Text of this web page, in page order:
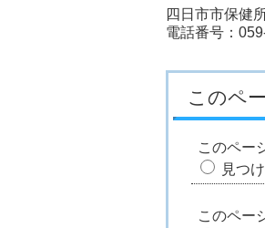
四日市市保健
電話番号：
このペ
このペー
見つ
このペー